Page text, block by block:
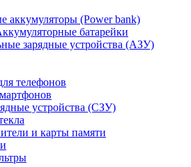
аккумуляторы (Power bank)
батарейки
зарядные устройства (АЗУ)
телефонов
устройства (СЗУ)
и карты памяти